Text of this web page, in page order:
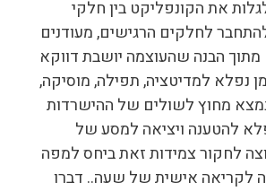
את הקונפליקט בין חלקי
לחלקים הרגישים, מעודנים
הבנה שהעוצמה יושבת דווקא
נפלא למדיטציה, תפילה, מוסיקה,
מחוץ לשולים של ההישרדות
להטענה ויציאה למסע של
לחקור צמידות זאת ביחס למפה
לקריאה אישית של שעה.. דברו